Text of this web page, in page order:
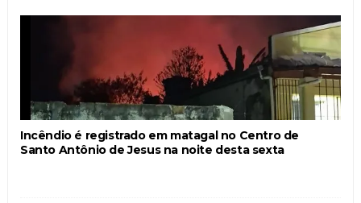
Incêndio é registrado em matagal no Centro de
Santo Antônio de Jesus na noite desta sexta